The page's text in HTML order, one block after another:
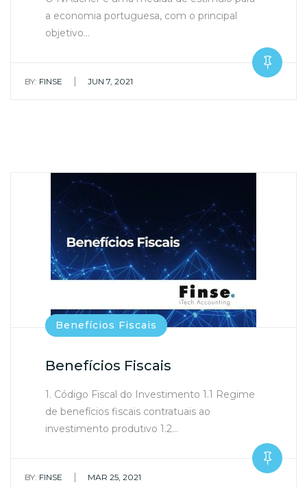
a economia portuguesa, com o principal
objetivo…
BY: FINSE | JUN 7, 2021
Benefícios Fiscais
Benefícios Fiscais
1. Código Fiscal do Investimento 1.1 Regime
de benefícios fiscais contratuais ao
investimento produtivo 1.2…
BY: FINSE | MAR 25, 2021